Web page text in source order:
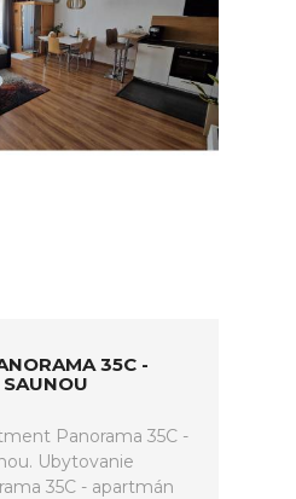
35C -
Panorama 35C -
Ubytovanie
35C - apartmán